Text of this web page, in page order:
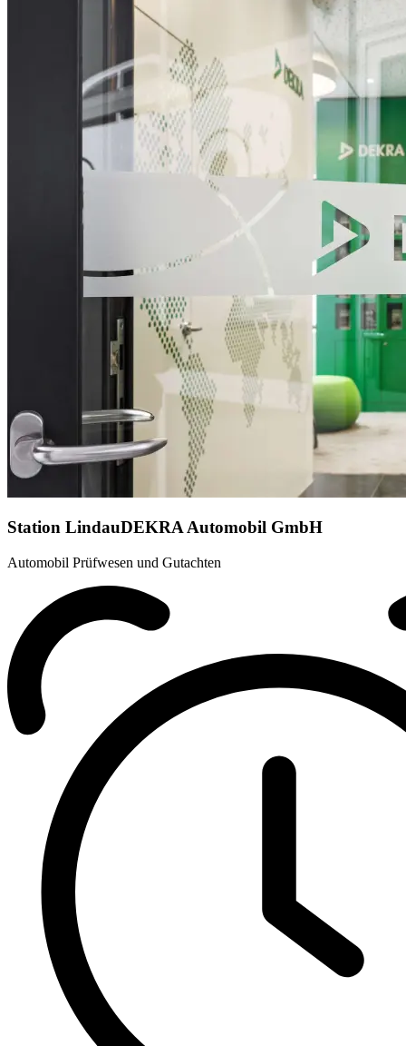
Station LindauDEKRA Automobil GmbH
Automobil Prüfwesen und Gutachten